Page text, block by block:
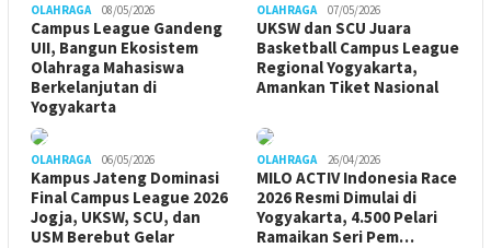
OLAHRAGA 08/05/2026
Campus League Gandeng
UII, Bangun Ekosistem
Olahraga Mahasiswa
Berkelanjutan di
Yogyakarta
OLAHRAGA 07/05/2026
UKSW dan SCU Juara
Basketball Campus League
Regional Yogyakarta,
Amankan Tiket Nasional
OLAHRAGA 06/05/2026
Kampus Jateng Dominasi
Final Campus League 2026
Jogja, UKSW, SCU, dan
USM Berebut Gelar
OLAHRAGA 26/04/2026
MILO ACTIV Indonesia Race
2026 Resmi Dimulai di
Yogyakarta, 4.500 Pelari
Ramaikan Seri Pem…